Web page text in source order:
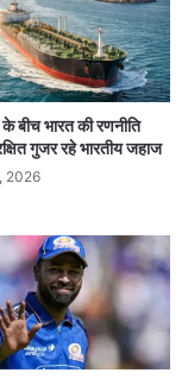
समर्थक
एनआईए
कोयंबटूर विस्फोट
बीच भारत की रणनीति
गुजर रहे भारतीय जहाज
2026